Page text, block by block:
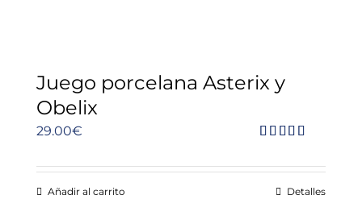
Juego porcelana Asterix y
Obelix
con5.00de
5
29.00€
Añadir al carrito Detalles